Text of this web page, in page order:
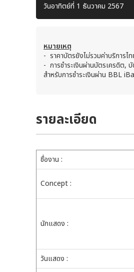
วันอาทิตย์ที่ 1 ธันวาคม 2567
หมายเหตุ
- ราคาบัตรยังไม่รวมค่าบริการไ
- การชำระเงินผ่านบัตรเครดิต
สำหรับการชำระเงินผ่าน BBL
รายละเอียด
ชื่องาน :
Concept :
นักแสดง :
วันแสดง :